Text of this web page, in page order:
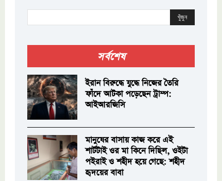
খুঁজুন
সর্বশেষ
ইরান বিরুদ্ধে যুদ্ধে নিজের তৈরি
ফাঁদে আটকা পড়েছেন ট্রাম্প:
আইআরজিসি
মানুষের বাসায় কাজ করে এই
শার্টটাই ওর মা কিনে দিছিল, ওইটা
পইরাই ও শহীদ হয়ে গেছে: শহীদ
হৃদয়ের বাবা